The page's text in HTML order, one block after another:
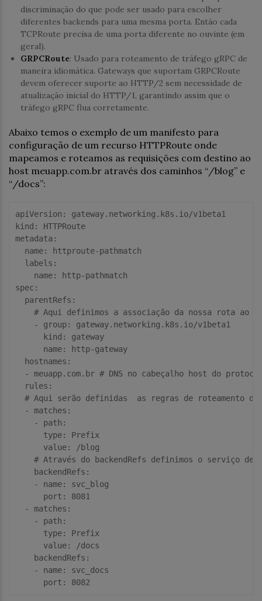
discriminação do que pode ser usado para escolher
diferentes backends para uma mesma porta. Então cada
TCPRoute precisa de uma porta diferente no ouvinte (em
geral).
GRPCRoute: Usado para roteamento de tráfego gRPC de
maneira idiomática. Gateways que suportam GRPCRoute
devem oferecer suporte ao HTTP/2 sem necessidade de
atualização inicial do HTTP/1, garantindo assim que o
tráfego gRPC flua corretamente.
Abaixo temos o exemplo de um manifesto para
configuração de um recurso HTTPRoute onde
mapeamos e roteamos as requisições com destino ao
host meuapp.com.br através dos caminhos “/blog” e
“/docs”:
apiVersion:
kind:
metadata:
  name:
  labels:
    name:
spec:
  parentRefs:
# Aqui definimos a associação da nossa rota ao
    - group:
      kind:
      name:
  hostnames:
  -
meuapp.com.br # DNS no cabeçalho host do
  rules:
# Aqui serão definidas  as regras de roteamento de
  - matches:
    - path:
      type:
      value:
/blog
# Através do backendRefs definimos o serviço de
    backendRefs:
    - name:
      port:
8081
  - matches:
    - path:
      type:
      value:
    backendRefs:
    - name:
      port:
8082